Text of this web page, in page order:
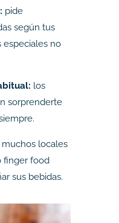
pide
según tus
especiales no
los
sorprenderte
muchos locales
finger food
sus bebidas.